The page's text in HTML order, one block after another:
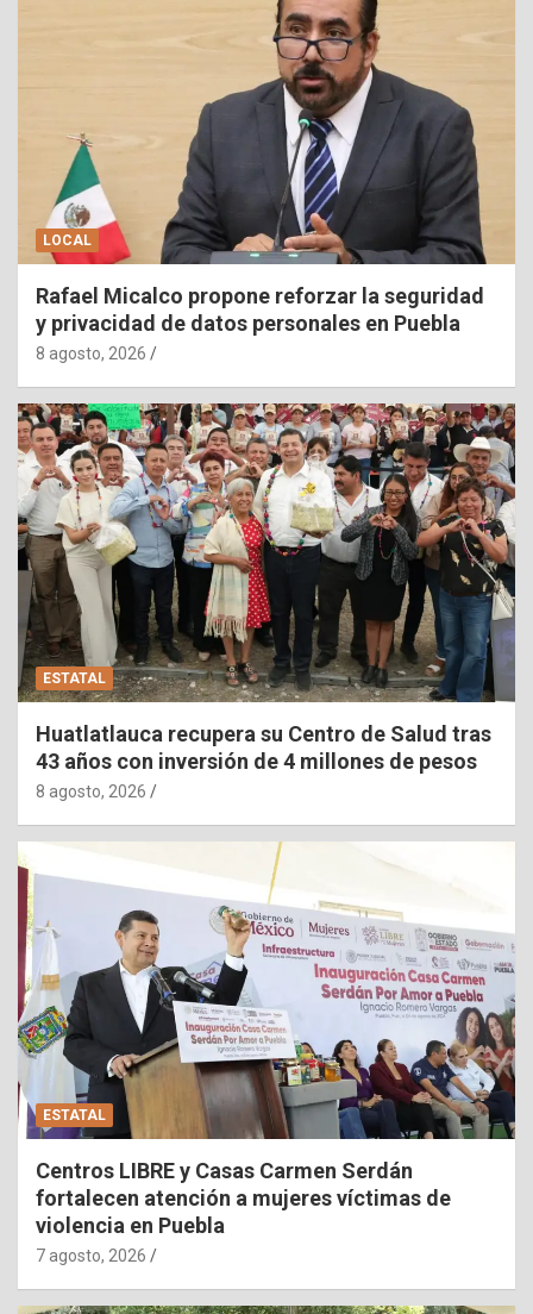
LOCAL
Rafael Micalco propone reforzar la seguridad
y privacidad de datos personales en Puebla
8 agosto, 2026
ESTATAL
Huatlatlauca recupera su Centro de Salud tras
43 años con inversión de 4 millones de pesos
8 agosto, 2026
ESTATAL
Centros LIBRE y Casas Carmen Serdán
fortalecen atención a mujeres víctimas de
violencia en Puebla
7 agosto, 2026